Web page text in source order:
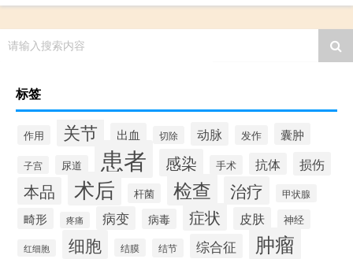
请输入搜索内容
标签
作用 关节 出血 切除 动脉 发作 囊肿
子宫 尿道 患者 感染 手术 抗体 损伤
本品 术后 杆菌 检查 治疗 甲状腺
畸形 疼痛 病变 病毒 症状 皮肤 神经
红细胞 细胞 结膜 结节 综合征 肿瘤